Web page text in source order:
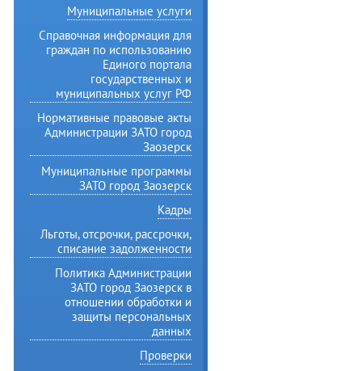
Муниципальные услуги
Справочная информация для
граждан по использованию
Единого портала
государственных и
муниципальных услуг РФ
Нормативные правовые акты
Администрации ЗАТО город
Заозерск
Муниципальные программы
ЗАТО город Заозерск
Кадры
Льготы, отсрочки, рассрочки,
списание задолженности
Политика Администрации
ЗАТО город Заозерск в
отношении обработки и
защиты персональных
данных
Проверки